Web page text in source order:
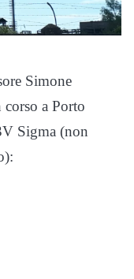
Simone
a Porto
Sigma (non